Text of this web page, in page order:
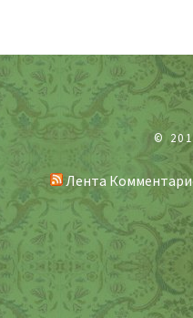
©
Лента